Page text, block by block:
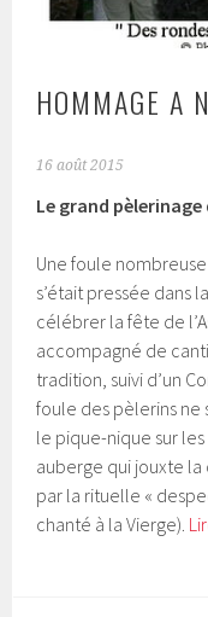
HOMMAGE A
16 août 2015
Le grand
Une foule
s’était pressée dans
célébrer la fête de
accompagné de
tradition, suivi d’un
foule des pèlerins ne
le pique-nique sur
auberge qui jouxte
par la rituelle «
chanté à la Vierge).